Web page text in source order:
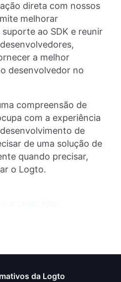
direta com nossos
melhorar
ao SDK e reunir
a melhor
desenvolvedor no
compreensão de
com a experiência
de
de uma solução de
quando precisar,
o Logto.
da Logto